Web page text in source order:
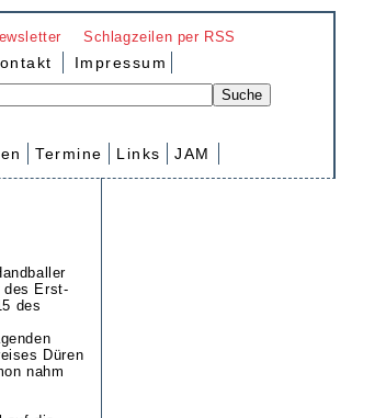
Schlagzeilen per RSS
Impressum
Termine Links JAM
des Erst-
des
Düren
nahm